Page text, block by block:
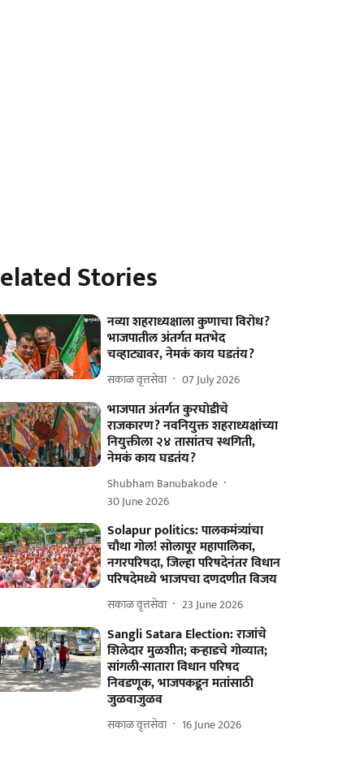
Stories
नव्या शहराध्यक्षाला कुणाचा विरोध?
भाजपातील अंतर्गत मतभेद
चव्हाट्यावर, नेमकं काय घडतंय?
सकाळ वृत्तसेवा 07 July 2026
भाजपात अंतर्गत कुरघोडीचे
राजकारण? नवनियुक्त शहराध्यक्षांच्या
नियुक्तीला २४ तासांतच स्थगिती,
नेमकं काय घडतंय?
Shubham Banubakode
30 June 2026
Solapur politics: पालकमंत्र्यांचा
चौथा गोल! साेलापूर महापालिका,
नगरपरिषदा, जिल्हा परिषदेनंतर विधान
परिषदेमध्ये भाजपचा दणदणीत विजय
सकाळ वृत्तसेवा 23 June 2026
Sangli Satara Election: राजांचे
शिलेदार मुळशीत; कऱ्हाडचे गोव्‍यात;
सांगली-सातारा विधान परिषद
निवडणूक, भाजपकडून मतांसाठी
जुळवाजुळव
सकाळ वृत्तसेवा 16 June 2026